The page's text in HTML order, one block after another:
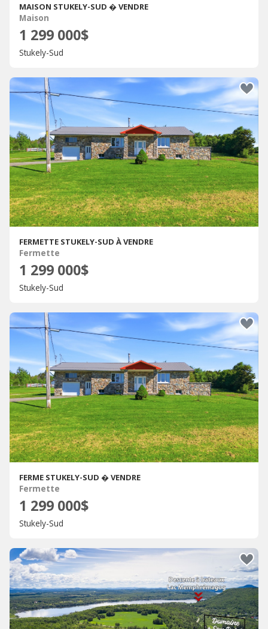
MAISON STUKELY-SUD � VENDRE
Maison
1 299 000$
Stukely-Sud
FERMETTE STUKELY-SUD À VENDRE
Fermette
1 299 000$
Stukely-Sud
FERME STUKELY-SUD � VENDRE
Fermette
1 299 000$
Stukely-Sud